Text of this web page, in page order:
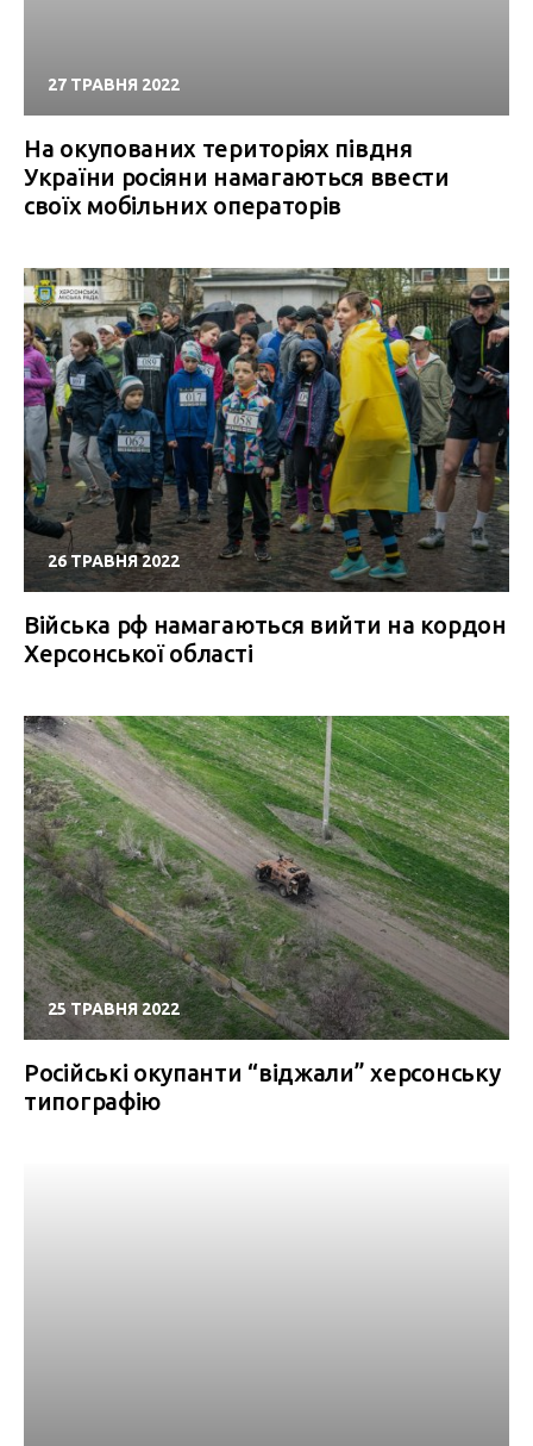
27 ТРАВНЯ 2022
На окупованих територіях півдня
України росіяни намагаються ввести
своїх мобільних операторів
26 ТРАВНЯ 2022
Війська рф намагаються вийти на кордон
Херсонської області
25 ТРАВНЯ 2022
Російські окупанти “віджали” херсонську
типографію